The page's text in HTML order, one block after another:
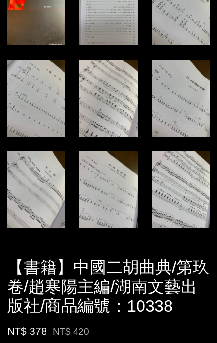
【書籍】中國二胡曲典/第玖
卷/趙寒陽主編/湖南文藝出
版社/商品編號：10338
NT$ 378 NT$ 420